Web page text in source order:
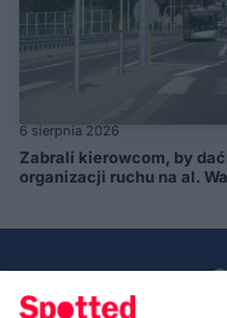
6 sierpnia 2026
Zabrali kierowcom, by
organizacji ruchu na al.